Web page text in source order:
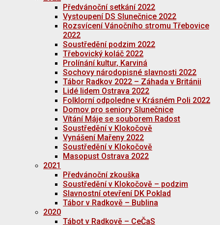
Předvánoční setkání 2022
Vystoupení DS Slunečnice 2022
Rozsvícení Vánočního stromu Třebovice
2022
Soustředění podzim 2022
Třebovický koláč 2022
Prolínání kultur, Karviná
Sochovy národopisné slavnosti 2022
Tábor Radkov 2022 – Záhada v Británii
Lidé lidem Ostrava 2022
Folklorní odpoledne v Krásném Poli 2022
Domov pro seniory Slunečnice
Vítání Máje se souborem Radost
Soustředění v Klokočově
Vynášení Mařeny 2022
Soustředění v Klokočově
Masopust Ostrava 2022
2021
Předvánoční zkouška
Soustředění v Klokočově – podzim
Slavnostní otevření DK Poklad
Tábor v Radkově – Bublina
2020
Tábot v Radkově – CeČaS